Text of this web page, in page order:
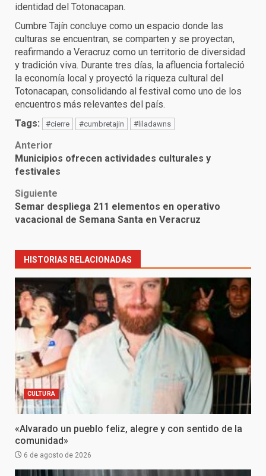
identidad del Totonacapan.
Cumbre Tajín concluye como un espacio donde las
culturas se encuentran, se comparten y se proyectan,
reafirmando a Veracruz como un territorio de diversidad
y tradición viva. Durante tres días, la afluencia fortaleció
la economía local y proyectó la riqueza cultural del
Totonacapan, consolidando al festival como uno de los
encuentros más relevantes del país.
Tags:
#cierre #cumbretajin #liladawns
Post
navigation
Anterior
Municipios ofrecen actividades culturales y
festivales
Siguiente
Semar despliega 211 elementos en operativo
vacacional de Semana Santa en Veracruz
HISTORIAS RELACIONADAS
CULTURA
«Alvarado un pueblo feliz, alegre y con sentido de la
comunidad»
6 de agosto de 2026